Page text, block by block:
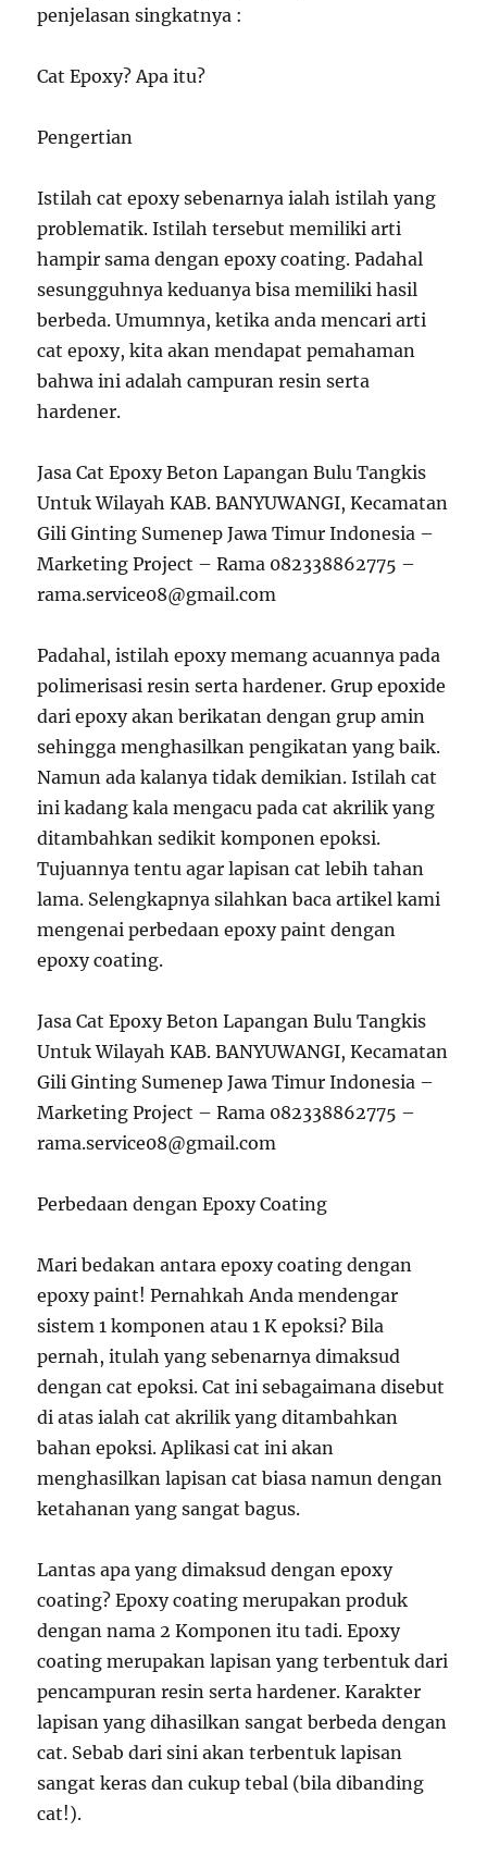
penjelasan singkatnya :
Cat Epoxy? Apa itu?
Pengertian
Istilah cat epoxy sebenarnya ialah istilah yang
problematik. Istilah tersebut memiliki arti
hampir sama dengan epoxy coating. Padahal
sesungguhnya keduanya bisa memiliki hasil
berbeda. Umumnya, ketika anda mencari arti
cat epoxy, kita akan mendapat pemahaman
bahwa ini adalah campuran resin serta
hardener.
Jasa Cat Epoxy Beton Lapangan Bulu Tangkis
Untuk Wilayah KAB. BANYUWANGI, Kecamatan
Gili Ginting Sumenep Jawa Timur Indonesia –
Marketing Project – Rama 082338862775 –
rama.service08@gmail.com
Padahal, istilah epoxy memang acuannya pada
polimerisasi resin serta hardener. Grup epoxide
dari epoxy akan berikatan dengan grup amin
sehingga menghasilkan pengikatan yang baik.
Namun ada kalanya tidak demikian. Istilah cat
ini kadang kala mengacu pada cat akrilik yang
ditambahkan sedikit komponen epoksi.
Tujuannya tentu agar lapisan cat lebih tahan
lama. Selengkapnya silahkan baca artikel kami
mengenai perbedaan epoxy paint dengan
epoxy coating.
Jasa Cat Epoxy Beton Lapangan Bulu Tangkis
Untuk Wilayah KAB. BANYUWANGI, Kecamatan
Gili Ginting Sumenep Jawa Timur Indonesia –
Marketing Project – Rama 082338862775 –
rama.service08@gmail.com
Perbedaan dengan Epoxy Coating
Mari bedakan antara epoxy coating dengan
epoxy paint! Pernahkah Anda mendengar
sistem 1 komponen atau 1 K epoksi? Bila
pernah, itulah yang sebenarnya dimaksud
dengan cat epoksi. Cat ini sebagaimana disebut
di atas ialah cat akrilik yang ditambahkan
bahan epoksi. Aplikasi cat ini akan
menghasilkan lapisan cat biasa namun dengan
ketahanan yang sangat bagus.
Lantas apa yang dimaksud dengan epoxy
coating? Epoxy coating merupakan produk
dengan nama 2 Komponen itu tadi. Epoxy
coating merupakan lapisan yang terbentuk dari
pencampuran resin serta hardener. Karakter
lapisan yang dihasilkan sangat berbeda dengan
cat. Sebab dari sini akan terbentuk lapisan
sangat keras dan cukup tebal (bila dibanding
cat!).